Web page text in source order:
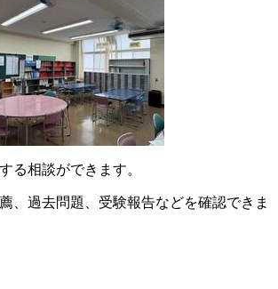
る相談ができます。
、過去問題、受験報告などを確認できま